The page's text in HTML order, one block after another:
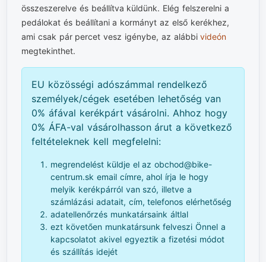
összeszerelve és beállítva küldünk. Elég felszerelni a
pedálokat és beállítani a kormányt az első kerékhez,
ami csak pár percet vesz igénybe, az alábbivideón
megtekinthet.
EU közösségi adószámmal rendelkező
személyek/cégek esetében lehetőség van
0% áfával kerékpárt vásárolni. Ahhoz hogy
0% ÁFA-val vásárolhasson árut a következő
feltételeknek kell megfelelni:
megrendelést küldje el az obchod@bike-
centrum.sk email címre, ahol írja le hogy
melyik kerékpárról van szó, illetve a
számlázási adatait, cím, telefonos elérhetőség
adatellenőrzés munkatársaink áltlal
ezt követően munkatársunk felveszi Önnel a
kapcsolatot akivel egyeztik a fizetési módot
és szállítás idejét